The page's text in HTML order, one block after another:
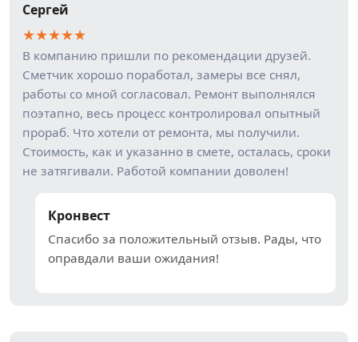
Сергей
★★★★★
В компанию пришли по рекомендации друзей.
Сметчик хорошо поработал, замеры все снял,
работы со мной согласовал. Ремонт выполнялся
поэтапно, весь процесс контролировал опытный
прораб. Что хотели от ремонта, мы получили.
Стоимость, как и указанно в смете, осталась, сроки
не затягивали. Работой компании доволен!
Кронвест
Спасибо за положительный отзыв. Рады, что
оправдали ваши ожидания!